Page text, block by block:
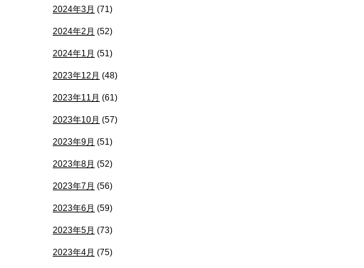
2024年3月 (71)
2024年2月 (52)
2024年1月 (51)
2023年12月 (48)
2023年11月 (61)
2023年10月 (57)
2023年9月 (51)
2023年8月 (52)
2023年7月 (56)
2023年6月 (59)
2023年5月 (73)
2023年4月 (75)